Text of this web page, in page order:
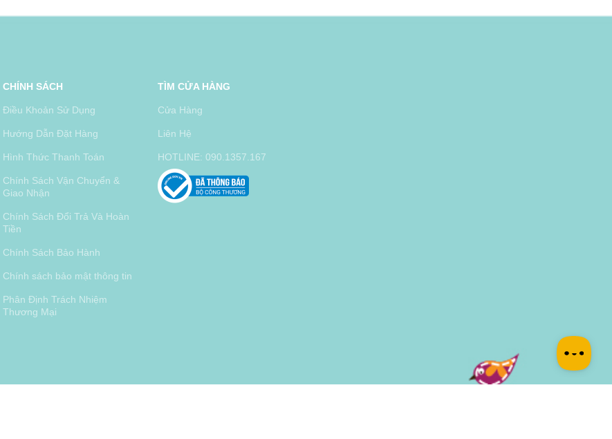
CHÍNH SÁCH
Điều Khoản Sử Dụng
Hướng Dẫn Đặt Hàng
Hình Thức Thanh Toán
Chính Sách Vận Chuyển &
Giao Nhận
Chính Sách Đổi Trả Và Hoàn
Tiền
Chính Sách Bảo Hành
Chính sách bảo mật thông tin
Phân Định Trách Nhiệm
Thương Mại
TÌM CỬA HÀNG
Cửa Hàng
Liên Hệ
HOTLINE: 090.1357.167